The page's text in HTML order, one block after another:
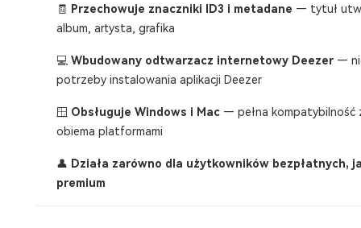
🧾 Przechowuje znaczniki ID3 i metadane — tytuł
album, artysta, grafika
💻 Wbudowany odtwarzacz internetowy Deezer—
potrzeby instalowania aplikacji Deezer
🪟 Obsługuje Windows i Mac— pełna kompatybilność
obiema platformami
👤 Działa zarówno dla użytkowników bezpłatnych,
premium